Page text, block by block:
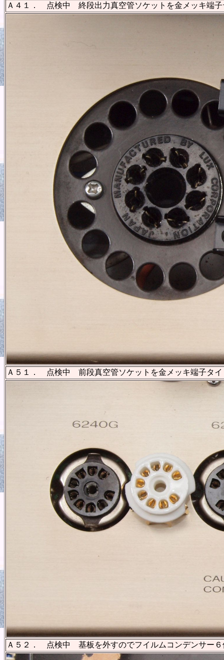
Ａ４１． 点検中 終段出力真空管ソケットを金メッキ端子
Ａ５１． 点検中 前段真空管ソケットを金メッキ端子タイ
Ａ５２． 点検中 基板を外すのでフイルムコンデンサー６